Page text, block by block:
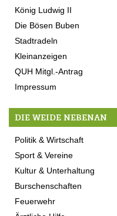
König Ludwig II
Die Bösen Buben
Stadtradeln
Kleinanzeigen
QUH Mitgl.-Antrag
Impressum
DIE WEIDE NEBENAN
Politik & Wirtschaft
Sport & Vereine
Kultur & Unterhaltung
Burschenschaften
Feuerwehr